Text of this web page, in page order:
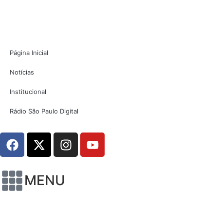
Página Inicial
Notícias
Institucional
Rádio São Paulo Digital
MENU